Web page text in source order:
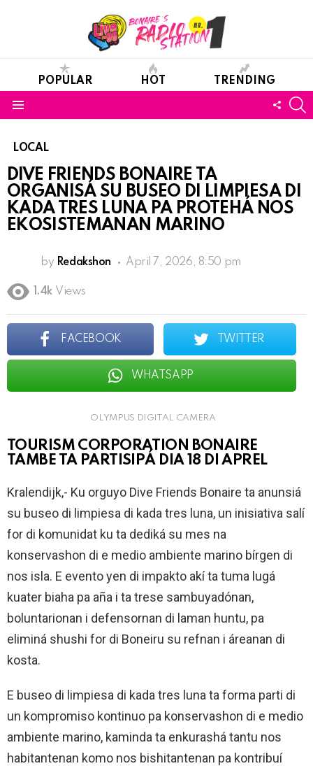
POPULAR HOT TRENDING
LOCAL
DIVE FRIENDS BONAIRE TA
ORGANISÁ SU BUSEO DI LIMPIESA DI
KADA TRES LUNA PA PROTEHÁ NOS
EKOSISTEMANAN MARINO
by Redakshon April 7, 2026, 8:50 pm
1.4k Views
FACEBOOK TWITTER
WHATSAPP
OLYMPUS DIGITAL CAMERA
TOURISM CORPORATION BONAIRE
TAMBE TA PARTISIPÁ DIA 18 DI APREL
Kralendijk,- Ku orguyo Dive Friends Bonaire ta anunsiá
su buseo di limpiesa di kada tres luna, un inisiativa salí
for di komunidat ku ta dediká su mes na
konservashon di e medio ambiente marino bírgen di
nos isla. E evento yen di impakto akí ta tuma lugá
kuater biaha pa aña i ta trese sambuyadónan,
boluntarionan i defensornan di laman huntu, pa
eliminá shushi for di Boneiru su refnan i áreanan di
kosta.
E buseo di limpiesa di kada tres luna ta forma parti di
un kompromiso kontinuo pa konservashon di e medio
ambiente marino, kaminda ta enkurashá tantu nos
habitantenan komo nos bishitantenan pa kontribuí